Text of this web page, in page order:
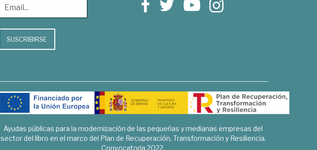
SUSCRIBIRSE
Ayudas públicas para la modernización de las pequeñas y medianas empresas del
sector del libro en el marco del Plan de Recuperación, Transformación y Resiliencia.
Convocatoria 2022.